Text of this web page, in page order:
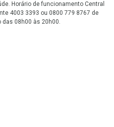
Horário de funcionamento Central
4003 3393 ou 0800 779 8767 de
das 08h00 às 20h00.